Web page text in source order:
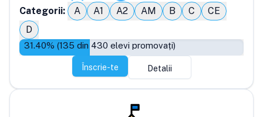
Categorii: A A1 A2 AM B C
CE
D
31.40% (135 din 430 elevi promovați)
Înscrie-te Detalii